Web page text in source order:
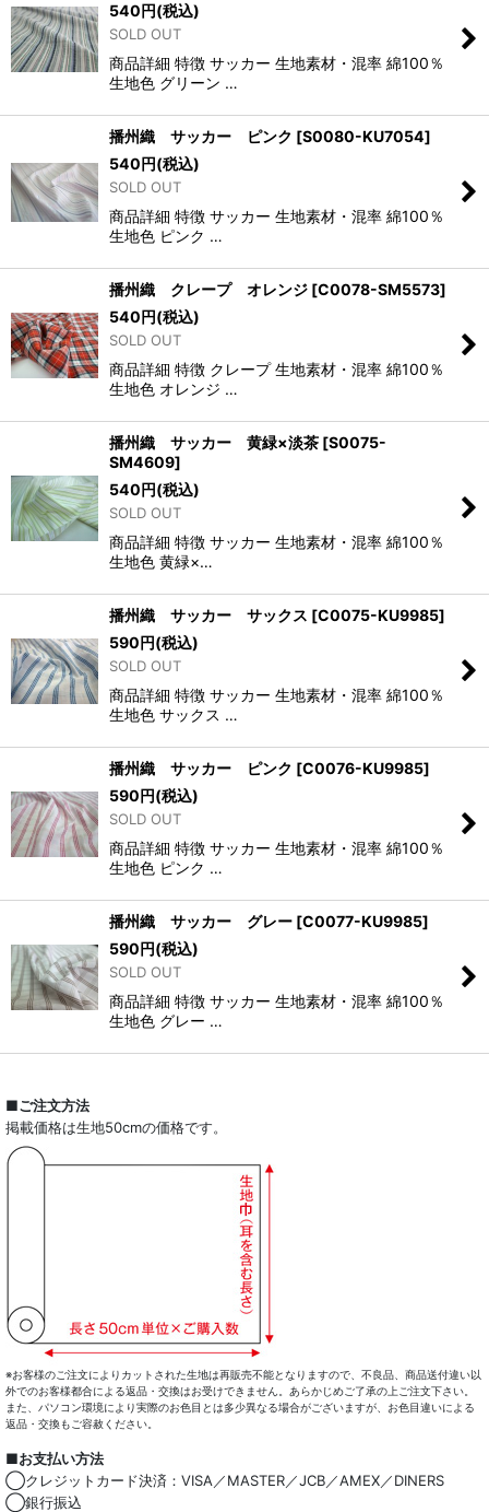
540円(税込)
SOLD OUT
商品詳細 特徴 サッカー 生地素材・混率 綿100％
生地色 グリーン …
播州織 サッカー ピンク [S0080-KU7054]
540円(税込)
SOLD OUT
商品詳細 特徴 サッカー 生地素材・混率 綿100％
生地色 ピンク …
播州織 クレープ オレンジ [C0078-SM5573]
540円(税込)
SOLD OUT
商品詳細 特徴 クレープ 生地素材・混率 綿100％
生地色 オレンジ …
播州織 サッカー 黄緑×淡茶 [S0075-
SM4609]
540円(税込)
SOLD OUT
商品詳細 特徴 サッカー 生地素材・混率 綿100％
生地色 黄緑×…
播州織 サッカー サックス [C0075-KU9985]
590円(税込)
SOLD OUT
商品詳細 特徴 サッカー 生地素材・混率 綿100％
生地色 サックス …
播州織 サッカー ピンク [C0076-KU9985]
590円(税込)
SOLD OUT
商品詳細 特徴 サッカー 生地素材・混率 綿100％
生地色 ピンク …
播州織 サッカー グレー [C0077-KU9985]
590円(税込)
SOLD OUT
商品詳細 特徴 サッカー 生地素材・混率 綿100％
生地色 グレー …
■ご注文方法
掲載価格は生地50cmの価格です。
※お客様のご注文によりカットされた生地は再販売不能となりますので、不良品、商品送付違い以
外でのお客様都合による返品・交換はお受けできません。あらかじめご了承の上ご注文下さい。
また、パソコン環境により実際のお色目とは多少異なる場合がございますが、お色目違いによる
返品・交換もご容赦ください。
■お支払い方法
◯クレジットカード決済：VISA／MASTER／JCB／AMEX／DINERS
◯銀行振込